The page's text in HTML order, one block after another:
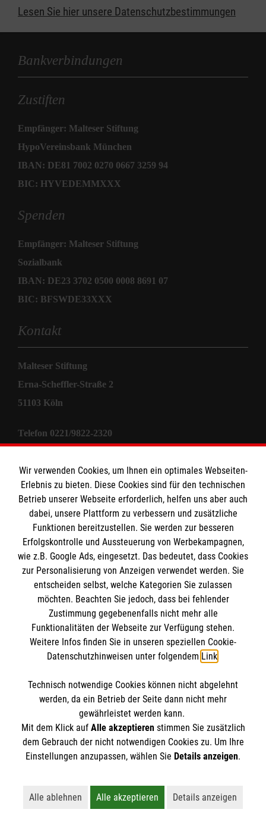
Lesen Sie hier unsere Datenschutzbestimmungen
Bankverbindungen
Zustiften
Empfänger: Malteser Stiftung
HypoVereinsbank München
IBAN: DE81 7002 0270 0667 3259 94
BIC: HYVEDEMMXXX
Spenden
Empfänger: Malteser Stiftung
Sozialbank
IBAN: DE23 3702 0500 0008 8691 07
BIC: BFSWDE33XXX
Kontakt
Malteser Stiftung
Erna-Scheffler-Straße 2
51103 Köln
Telefon 0221/9822-2320
Informationen
Sitemap
Impressum
Datenschutz
Cookies
Transparenz
Die Malteser Stiftung ist als eingetragene gemeinnützige
Wir verwenden Cookies, um Ihnen ein optimales Webseiten-
Erlebnis zu bieten. Diese Cookies sind für den technischen
Betrieb unserer Webseite erforderlich, helfen uns aber auch
dabei, unsere Plattform zu verbessern und zusätzliche
Funktionen bereitzustellen. Sie werden zur besseren
Erfolgskontrolle und Aussteuerung von Werbekampagnen,
wie z.B. Google Ads, eingesetzt. Das bedeutet, dass Cookies
zur Personalisierung von Anzeigen verwendet werden. Sie
entscheiden selbst, welche Kategorien Sie zulassen
möchten. Beachten Sie jedoch, dass bei fehlender
Zustimmung gegebenenfalls nicht mehr alle
Funktionalitäten der Webseite zur Verfügung stehen.
Weitere Infos finden Sie in unseren speziellen Cookie-
Datenschutzhinweisen unter folgendem Link.
Technisch notwendige Cookies können nicht abgelehnt
werden, da ein Betrieb der Seite dann nicht mehr
gewährleistet werden kann.
Mit dem Klick auf Alle akzeptierenstimmen Sie zusätzlich
dem Gebrauch der nicht notwendigen Cookies zu. Um Ihre
Einstellungen anzupassen, wählen Sie Details anzeigen.
Alle ablehnen
Lehnt alle nicht-essentiellen Cookies ab
Alle akzeptieren
Akzeptiert alle Cookies
Details anzeigen